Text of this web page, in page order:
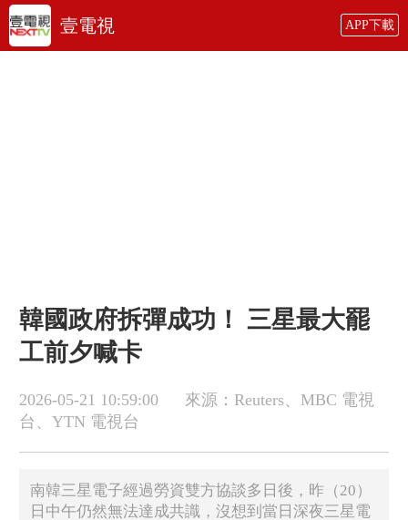
壹電視 APP下載
韓國政府拆彈成功！ 三星最大罷
工前夕喊卡
2026-05-21 10:59:00
來源：Reuters、MBC 電視
台、YTN 電視台
南韓三星電子經過勞資雙方協談多日後，昨（20）
日中午仍然無法達成共識，沒想到當日深夜三星電